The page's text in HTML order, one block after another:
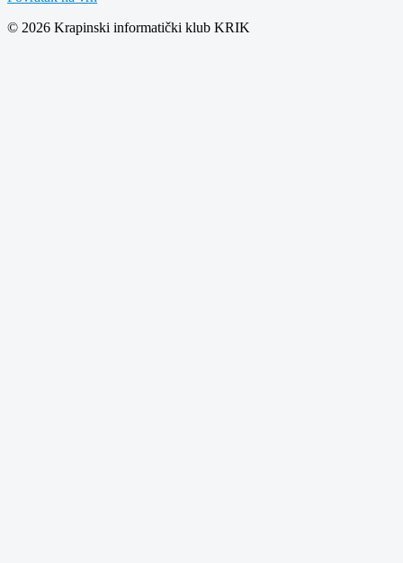
© 2026 Krapinski informatički klub KRIK